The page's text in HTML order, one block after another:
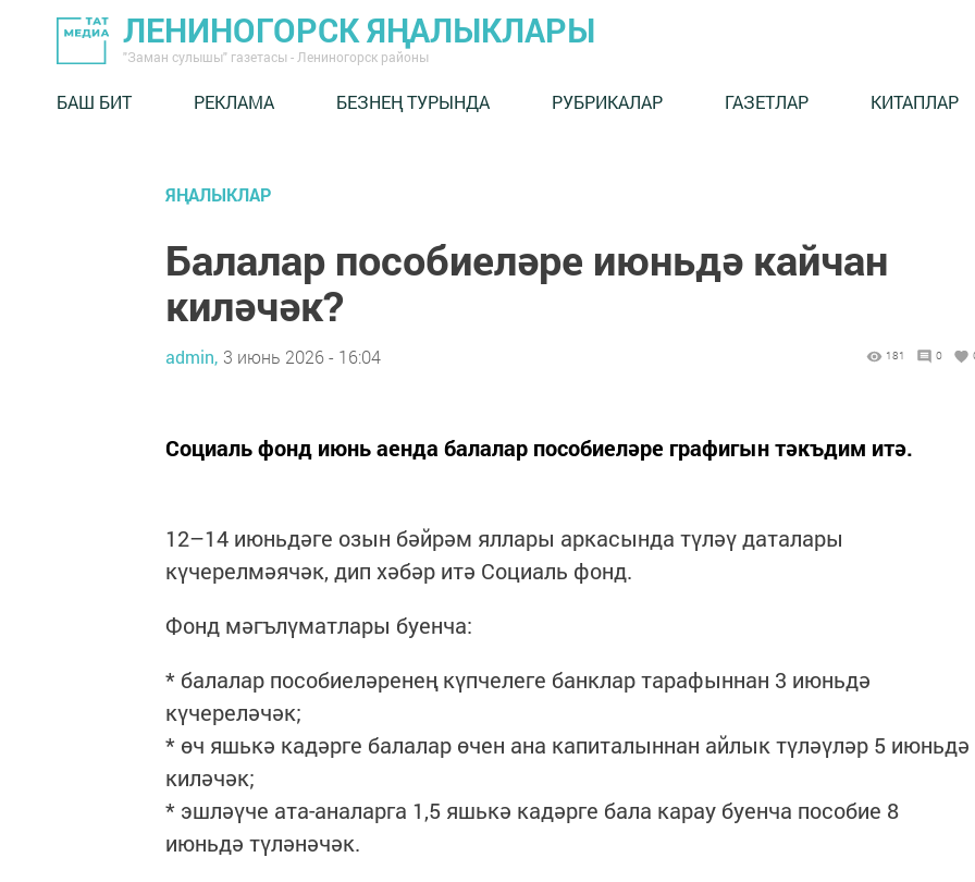
ЛЕНИНОГОРСК ЯҢАЛЫКЛАРЫ
"Заман сулышы" газетасы - Лениногорск районы
БАШ БИТ РЕКЛАМА БЕЗНЕҢ ТУРЫНДА РУБРИКАЛАР ГАЗЕТЛАР КИТАПЛАР
ЯҢАЛЫКЛАР
Балалар пособиеләре июньдә кайчан
киләчәк?
admin, 3 июнь 2026 - 16:04 181 0
Социаль фонд июнь аенда балалар пособиеләре графигын тәкъдим итә.
12–14 июньдәге озын бәйрәм яллары аркасында түләү даталары
күчерелмәячәк, дип хәбәр итә Социаль фонд.
Фонд мәгълүматлары буенча:
* балалар пособиеләренең күпчелеге банклар тарафыннан 3 июньдә
күчереләчәк;
* өч яшькә кадәрге балалар өчен ана капиталыннан айлык түләүләр 5 июньдә
киләчәк;
* эшләүче ата-аналарга 1,5 яшькә кадәрге бала карау буенча пособие 8
июньдә түләнәчәк.